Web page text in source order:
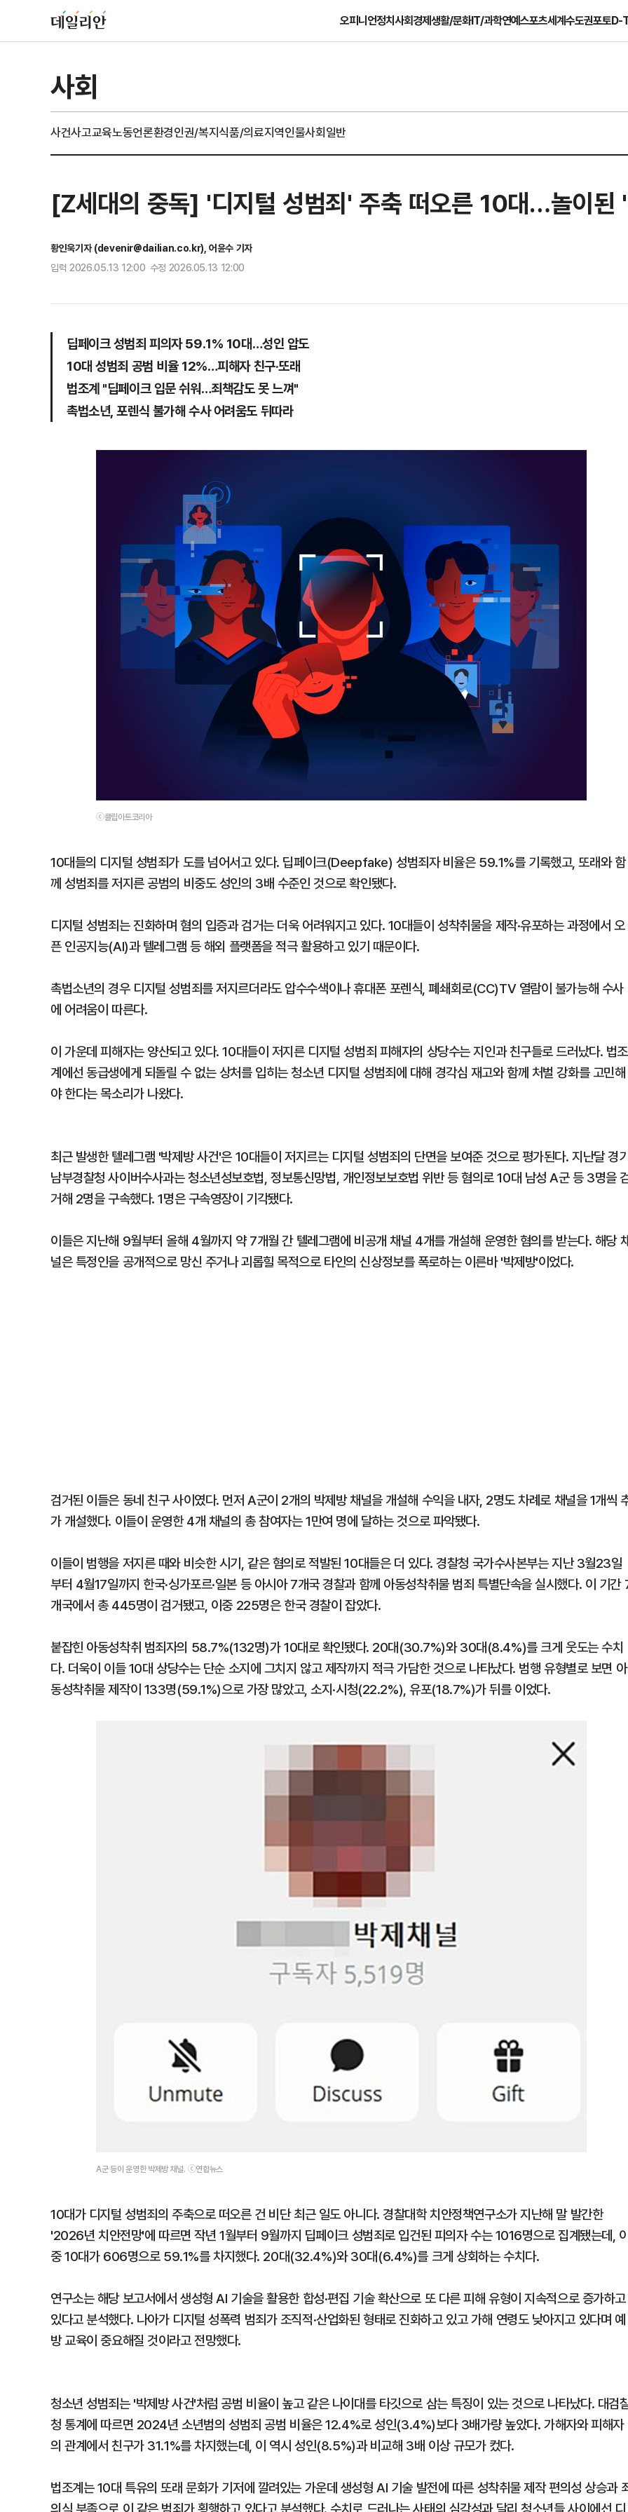
오피니언정치사회경제생활/문화IT/과학연예스포츠세계수도권포토D-
사회
사건사고교육노동언론환경인권/복지식품/의료지역인물사회일반
[Z세대의 중독] '디지털 성범죄' 주축 떠오른 10대…놀이된 '
황인욱기자 (devenir@dailian.co.kr), 어윤수 기자
입력 2026.05.13 12:00 수정 2026.05.13 12:00
딥페이크 성범죄 피의자 59.1% 10대…성인 압도
10대 성범죄 공범 비율 12%…피해자 친구·또래
법조계 "딥페이크 입문 쉬워…죄책감도 못 느껴"
촉법소년, 포렌식 불가해 수사 어려움도 뒤따라
ⓒ클립아트코리아
10대들의 디지털 성범죄가 도를 넘어서고 있다. 딥페이크(Deepfake) 성범죄자 비율은 59.1%를 기록했고, 또래와 함
께 성범죄를 저지른 공범의 비중도 성인의 3배 수준인 것으로 확인됐다.
디지털 성범죄는 진화하며 혐의 입증과 검거는 더욱 어려워지고 있다. 10대들이 성착취물을 제작·유포하는 과정에서 오
픈 인공지능(AI)과 텔레그램 등 해외 플랫폼을 적극 활용하고 있기 때문이다.
촉법소년의 경우 디지털 성범죄를 저지르더라도 압수수색이나 휴대폰 포렌식, 폐쇄회로(CC)TV 열람이 불가능해 수사
에 어려움이 따른다.
이 가운데 피해자는 양산되고 있다. 10대들이 저지른 디지털 성범죄 피해자의 상당수는 지인과 친구들로 드러났다. 법조
계에선 동급생에게 되돌릴 수 없는 상처를 입히는 청소년 디지털 성범죄에 대해 경각심 재고와 함께 처벌 강화를 고민해
야 한다는 목소리가 나왔다.
최근 발생한 텔레그램 '박제방 사건'은 10대들이 저지르는 디지털 성범죄의 단면을 보여준 것으로 평가된다. 지난달 경
남부경찰청 사이버수사과는 청소년성보호법, 정보통신망법, 개인정보보호법 위반 등 혐의로 10대 남성 A군 등 3명을
거해 2명을 구속했다. 1명은 구속영장이 기각됐다.
이들은 지난해 9월부터 올해 4월까지 약 7개월 간 텔레그램에 비공개 채널 4개를 개설해 운영한 혐의를 받는다. 해당
널은 특정인을 공개적으로 망신 주거나 괴롭힐 목적으로 타인의 신상정보를 폭로하는 이른바 '박제방'이었다.
검거된 이들은 동네 친구 사이였다. 먼저 A군이 2개의 박제방 채널을 개설해 수익을 내자, 2명도 차례로 채널을 1개씩
가 개설했다. 이들이 운영한 4개 채널의 총 참여자는 1만여 명에 달하는 것으로 파악됐다.
이들이 범행을 저지른 때와 비슷한 시기, 같은 혐의로 적발된 10대들은 더 있다. 경찰청 국가수사본부는 지난 3월23일
부터 4월17일까지 한국·싱가포르·일본 등 아시아 7개국 경찰과 함께 아동성착취물 범죄 특별단속을 실시했다. 이 기간
개국에서 총 445명이 검거됐고, 이중 225명은 한국 경찰이 잡았다.
붙잡힌 아동성착취 범죄자의 58.7%(132명)가 10대로 확인됐다. 20대(30.7%)와 30대(8.4%)를 크게 웃도는 수치
다. 더욱이 이들 10대 상당수는 단순 소지에 그치지 않고 제작까지 적극 가담한 것으로 나타났다. 범행 유형별로 보면 아
동성착취물 제작이 133명(59.1%)으로 가장 많았고, 소지·시청(22.2%), 유포(18.7%)가 뒤를 이었다.
A군 등이 운영한 박제방 채널. ⓒ연합뉴스
10대가 디지털 성범죄의 주축으로 떠오른 건 비단 최근 일도 아니다. 경찰대학 치안정책연구소가 지난해 말 발간한
'2026년 치안전망'에 따르면 작년 1월부터 9월까지 딥페이크 성범죄로 입건된 피의자 수는 1016명으로 집계됐는데,
중 10대가 606명으로 59.1%를 차지했다. 20대(32.4%)와 30대(6.4%)를 크게 상회하는 수치다.
연구소는 해당 보고서에서 생성형 AI 기술을 활용한 합성·편집 기술 확산으로 또 다른 피해 유형이 지속적으로 증가하고
있다고 분석했다. 나아가 디지털 성폭력 범죄가 조직적·산업화된 형태로 진화하고 있고 가해 연령도 낮아지고 있다며 예
방 교육이 중요해질 것이라고 전망했다.
청소년 성범죄는 '박제방 사건'처럼 공범 비율이 높고 같은 나이대를 타깃으로 삼는 특징이 있는 것으로 나타났다. 대검
청 통계에 따르면 2024년 소년범의 성범죄 공범 비율은 12.4%로 성인(3.4%)보다 3배가량 높았다. 가해자와 피해자
의 관계에서 친구가 31.1%를 차지했는데, 이 역시 성인(8.5%)과 비교해 3배 이상 규모가 컸다.
법조계는 10대 특유의 또래 문화가 기저에 깔려있는 가운데 생성형 AI 기술 발전에 따른 성착취물 제작 편의성 상승과
지율 하락 의식했나, 삼전닉스
S&P500·나스닥도 동반 하락
4
무기고 고갈'에 국방장관 질책
5
美 원정출산 전면 차단…트럼
민권 금지' 행정명령 서명